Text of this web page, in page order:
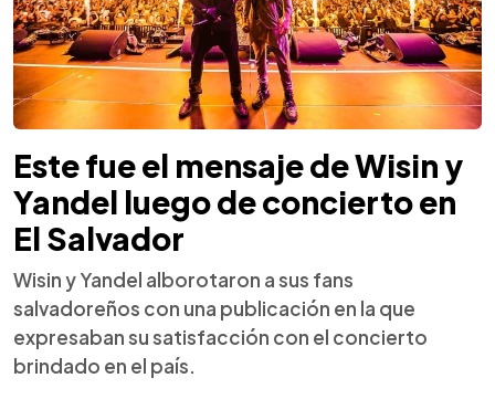
Este fue el mensaje de Wisin y
Yandel luego de concierto en
El Salvador
Wisin y Yandel alborotaron a sus fans
salvadoreños con una publicación en la que
expresaban su satisfacción con el concierto
brindado en el país.